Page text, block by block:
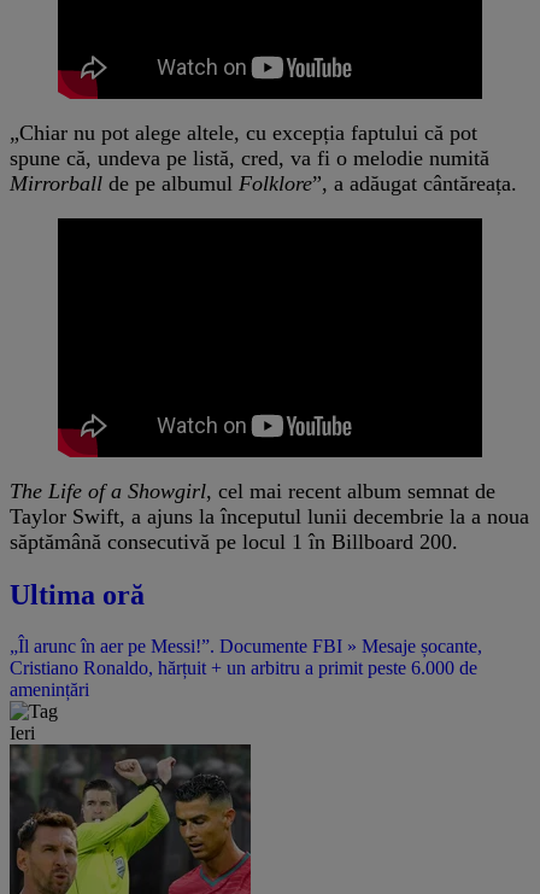
„Chiar nu pot alege altele, cu excepția faptului că pot
spune că, undeva pe listă, cred, va fi o melodie numită
Mirrorball de pe albumul Folklore”, a adăugat cântăreața.
The Life of a Showgirl, cel mai recent album semnat de
Taylor Swift, a ajuns la începutul lunii decembrie la a noua
săptămână consecutivă pe locul 1 în Billboard 200.
Ultima oră
„Îl arunc în aer pe Messi!”. Documente FBI » Mesaje șocante,
Cristiano Ronaldo, hărțuit + un arbitru a primit peste 6.000 de
amenințări
Ieri